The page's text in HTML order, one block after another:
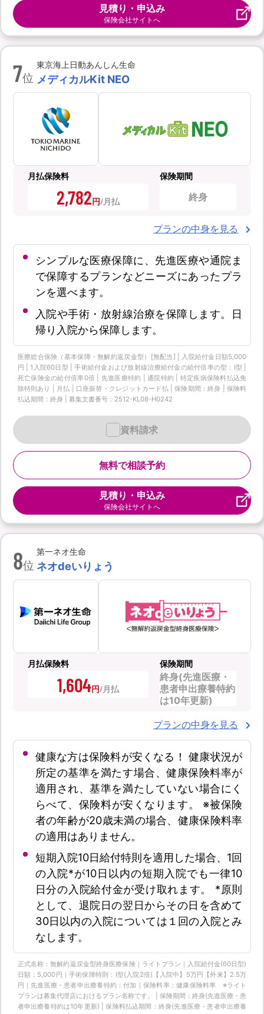
見積り・申込み
保険会社サイトへ
7位
東京海上日動あんしん生命
メディカルKit NEO
月払保険料
2,782円
保険期間
終身
プランの中身を見る
シンプルな医療保障に、先進医療や通院ま
で保障するプランなどニーズにあったプラ
ンを選べます。
入院や手術・放射線治療を保障します。日
帰り入院から保障します。
医療総合保険（基本保障・無解約返戻金型）[無配当] | 入院給付金日額5,000
円 | 1入院60日型 | 手術給付金および放射線治療給付金の給付倍率の型：I型 |
死亡保険金の給付倍率0倍 | 先進医療特約 | 通院特約 | 特定疾病保険料払込免
除特則あり | 月払 | 口座振替・クレジットカード払 | 保険期間：終身 | 保険料
払込期間：終身 | 募集文書番号：2512-KL08-H0242
無料で相談予約
資料請求
見積り・申込み
保険会社サイトへ
8位
第一ネオ生命
ネオdeいりょう
月払保険料
1,604円
保険期間
終身(先進医療・
患者申出療養特約
は10年更新)
プランの中身を見る
健康な方は保険料が安くなる！ 健康状況が
所定の基準を満たす場合、健康保険料率が
適用され、基準を満たしていない場合にく
らべて、保険料が安くなります。 ※被保険
者の年齢が20歳未満の場合、健康保険料率
の適用はありません。
短期入院10日給付特則を適用した場合、1回
の入院*が10日以内の短期入院でも一律10
日分の入院給付金が受け取れます。 *原則
として、退院日の翌日からその日を含めて
30日以内の入院については１回の入院とみ
なします。
正式名称：無解約返戻金型終身医療保険｜ライトプラン｜入院給付金(60日型)
日額：5,000円｜手術保障特則：Ⅰ型(入院2倍)【入院中】5万円【外来】2.5万
円｜先進医療・患者申出療養特約：付加｜保険料率：健康保険料率 ※ライト
プランは募集代理店におけるプラン名称です。 | 保険期間：終身(先進医療・患
者申出療養特約は10年更新) | 保険料払込期間：終身(先進医療・患者申出療養